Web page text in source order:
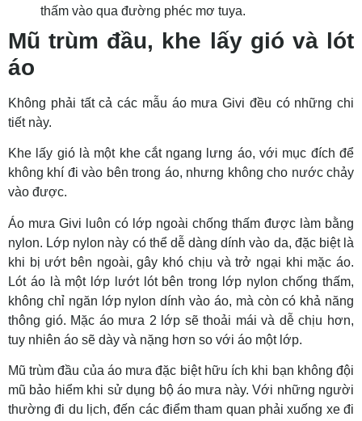
thấm vào qua đường phéc mơ tuya.
Mũ trùm đầu, khe lấy gió và lót
áo
Không phải tất cả các mẫu áo mưa Givi đều có những chi
tiết này.
Khe lấy gió là một khe cắt ngang lưng áo, với mục đích để
không khí đi vào bên trong áo, nhưng không cho nước chảy
vào được.
Áo mưa Givi luôn có lớp ngoài chống thấm được làm bằng
nylon. Lớp nylon này có thể dễ dàng dính vào da, đặc biệt là
khi bị ướt bên ngoài, gây khó chịu và trở ngại khi mặc áo.
Lót áo là một lớp lướt lót bên trong lớp nylon chống thấm,
không chỉ ngăn lớp nylon dính vào áo, mà còn có khả năng
thông gió. Mặc áo mưa 2 lớp sẽ thoải mái và dễ chịu hơn,
tuy nhiên áo sẽ dày và nặng hơn so với áo một lớp.
Mũ trùm đầu của áo mưa đặc biệt hữu ích khi bạn không đội
mũ bảo hiểm khi sử dụng bộ áo mưa này. Với những người
thường đi du lịch, đến các điểm tham quan phải xuống xe đi